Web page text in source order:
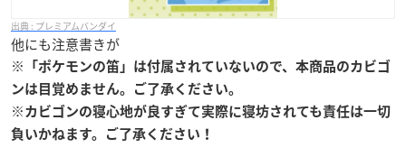
プレミアムバンダイ
他にも注意書きが
※「ポケモンの笛」は付属されていないので、本商品のカビゴ
ンは目覚めません。ご了承ください。
※カビゴンの寝心地が良すぎて実際に寝坊されても責任は一切
負いかねます。ご了承ください！